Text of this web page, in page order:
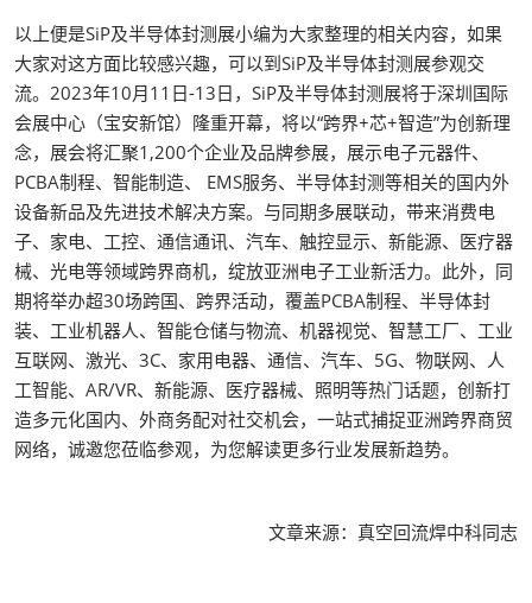
以上便是SiP及半导体封测展小编为大家整理的相关内容，如果
大家对这方面比较感兴趣，可以到SiP及半导体封测展参观交
流。2023年10月11日-13日，SiP及半导体封测展将于深圳国际
会展中心（宝安新馆）隆重开幕，将以“跨界+芯+智造”为创新理
念，展会将汇聚1,200个企业及品牌参展，展示电子元器件、
PCBA制程、智能制造、 EMS服务、半导体封测等相关的国内外
设备新品及先进技术解决方案。与同期多展联动，带来消费电
子、家电、工控、通信通讯、汽车、触控显示、新能源、医疗器
械、光电等领域跨界商机，绽放亚洲电子工业新活力。此外，同
期将举办超30场跨国、跨界活动，覆盖PCBA制程、半导体封
装、工业机器人、智能仓储与物流、机器视觉、智慧工厂、工业
互联网、激光、3C、家用电器、通信、汽车、5G、物联网、人
工智能、AR/VR、新能源、医疗器械、照明等热门话题，创新打
造多元化国内、外商务配对社交机会，一站式捕捉亚洲跨界商贸
网络，诚邀您莅临参观，为您解读更多行业发展新趋势。
文章来源：真空回流焊中科同志